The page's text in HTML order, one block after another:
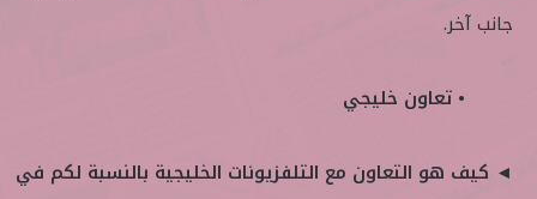
جانب آخر.
• تعاون خليجي
◄ كيف هو التعاون مع التلفزيونات الخليجية بالنسبة لكم في